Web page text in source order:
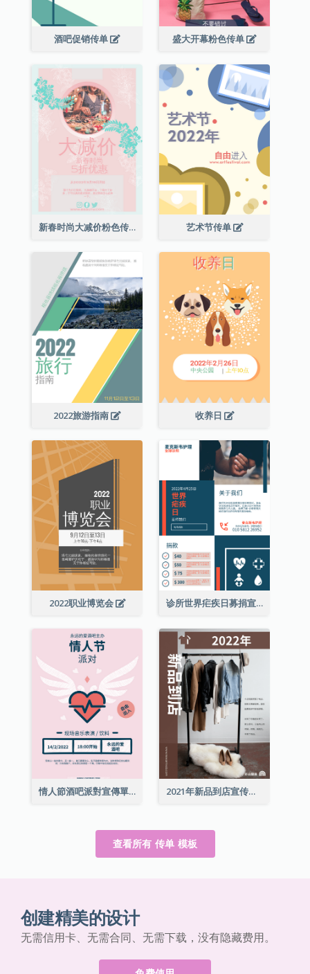
酒吧促销传单 盛大开幕粉色传单
新春时尚大减价粉色传单 艺术节传单
2022旅游指南 收养日
2022职业博览会 诊所世界疟疾日募捐宣传单张
情人節酒吧派對宣傳單張 2021年新品到店宣传单张
查看所有 传单 模板
创建精美的设计
无需信用卡、无需合同、无需下载，没有隐藏费用。